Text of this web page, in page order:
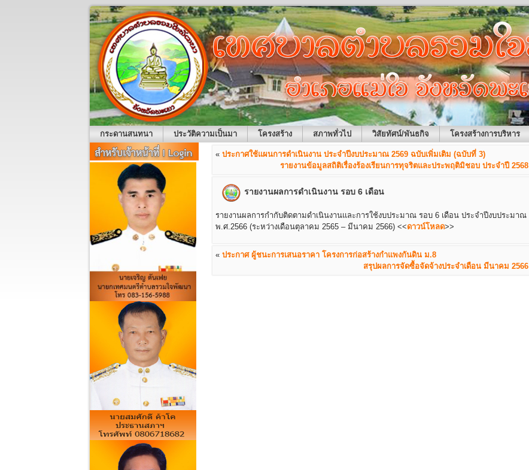
กระดานสนทนา ประวัติความเป็นมา โครงสร้าง สภาพทั่วไป วิสัยทัศน์/พันธกิจ โครงสร้างการบริหาร
« ประกาศใช้แผนการดำเนินงาน ประจำปีงบประมาณ 2569 ฉบับเพิ่มเติม (ฉบับที่ 3)
รายงานข้อมูลสถิติเรื่องร้องเรียนการทุจริตและประพฤติมิชอบ ประจำปี 2568
รายงานผลการดำเนินงาน รอบ 6 เดือน
รายงานผลการกำกับติดตามดำเนินงานและการใช้งบประมาณ รอบ 6 เดือน ประจำปีงบประมาณ
พ.ศ.2566 (ระหว่างเดือนตุลาคม 2565 – มีนาคม 2566) <<ดาวน์โหลด>>
« ประกาศ ผู้ชนะการเสนอราคา โครงการก่อสร้างกำแพงกันดิน ม.8
สรุปผลการจัดซื้อจัดจ้างประจำเดือน มีนาคม 2566